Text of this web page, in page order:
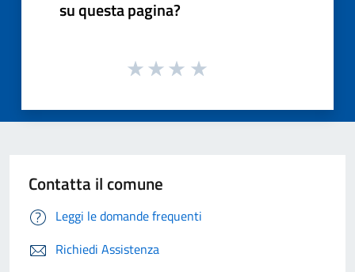
su questa pagina?
Contatta il comune
Leggi le domande frequenti
Richiedi Assistenza